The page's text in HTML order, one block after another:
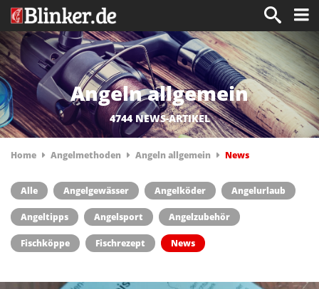
Angeln allgemein
4744 NEWS-ARTIKEL
Home Angelmethoden Angeln allgemein News
Alle Angelgewässer Angelköder Angelurlaub
Angeltipps Angelsport Angelzubehör
Fischköppe Fischrezept News